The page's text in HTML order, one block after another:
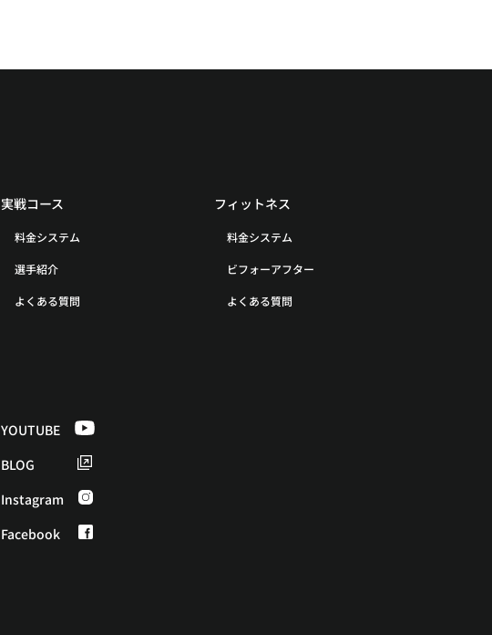
実戦コース
料金システム
選手紹介
よくある質問
フィットネス
料金システム
ビフォーアフター
よくある質問
YOUTUBE
BLOG
Instagram
Facebook